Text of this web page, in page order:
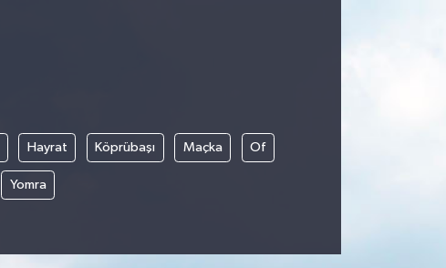
Hayrat Köprübaşı Maçka Of
Yomra